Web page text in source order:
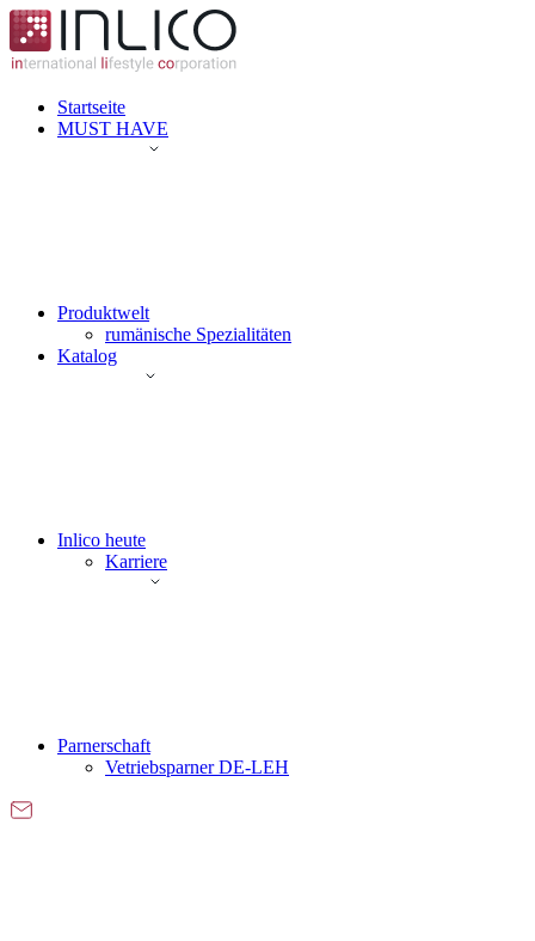
Startseite
MUST HAVE
Produktwelt
rumänische Spezialitäten
Katalog
Inlico heute
Karriere
Parnerschaft
Vetriebsparner DE-LEH